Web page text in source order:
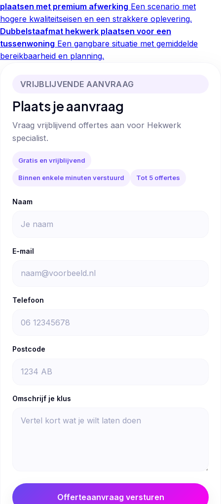
plaatsen met premium afwerking Een scenario met
hogere kwaliteitseisen en een strakkere oplevering.
Dubbelstaafmat hekwerk plaatsen voor een
tussenwoning Een gangbare situatie met gemiddelde
bereikbaarheid en planning.
VRIJBLIJVENDE AANVRAAG
Plaats je aanvraag
Vraag vrijblijvend offertes aan voor Hekwerk
specialist.
Gratis en vrijblijvend
Binnen enkele minuten verstuurd Tot 5 offertes
Naam
E-mail
Telefoon
Postcode
Omschrijf je klus
Offerteaanvraag versturen